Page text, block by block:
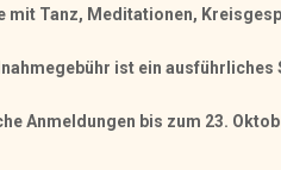
mit Tanz, Meditationen,
ist ein
Anmeldungen bis zum 23.